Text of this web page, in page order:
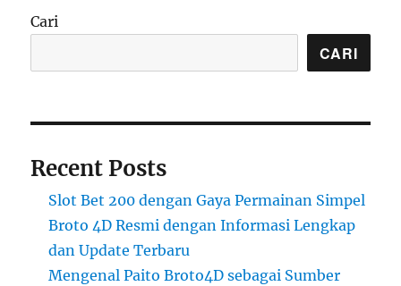
Cari
CARI
Recent Posts
Slot Bet 200 dengan Gaya Permainan Simpel
Broto 4D Resmi dengan Informasi Lengkap
dan Update Terbaru
Mengenal Paito Broto4D sebagai Sumber